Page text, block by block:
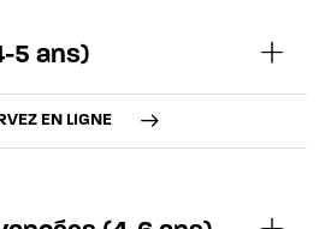
5 ans)
EN LIGNE